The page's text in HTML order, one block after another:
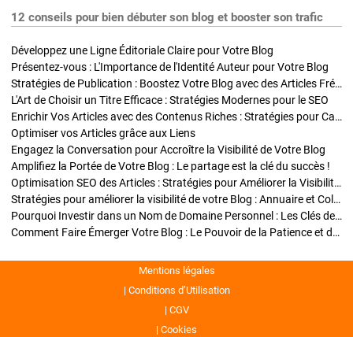
12 conseils pour bien débuter son blog et booster son trafic
Développez une Ligne Éditoriale Claire pour Votre Blog
Présentez-vous : L'Importance de l'Identité Auteur pour Votre Blog
Stratégies de Publication : Boostez Votre Blog avec des Articles Fréquents et Exclusifs
L'Art de Choisir un Titre Efficace : Stratégies Modernes pour le SEO
Enrichir Vos Articles avec des Contenus Riches : Stratégies pour Captiver et Optimiser
Optimiser vos Articles grâce aux Liens
Engagez la Conversation pour Accroître la Visibilité de Votre Blog
Amplifiez la Portée de Votre Blog : Le partage est la clé du succès !
Optimisation SEO des Articles : Stratégies pour Améliorer la Visibilité de Votre Blog
Stratégies pour améliorer la visibilité de votre Blog : Annuaire et Collaborations
Pourquoi Investir dans un Nom de Domaine Personnel : Les Clés de la Réussite de Votre Blog
Comment Faire Émerger Votre Blog : Le Pouvoir de la Patience et de la Persévérance
Mentions légales
Conditions d’Utilisation
CGV
Cookies